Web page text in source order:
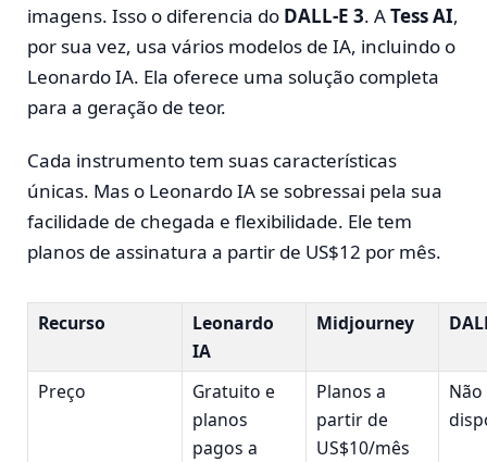
imagens. Isso o diferencia do DALL-E 3. ATess AI,
por sua vez, usa vários modelos de IA, incluindo o
Leonardo IA. Ela oferece uma solução completa
para a geração de teor.
Cada instrumento tem suas características
únicas. Mas o Leonardo IA se sobressai pela sua
facilidade de chegada e flexibilidade. Ele tem
planos de assinatura a partir de US$12 por mês.
Recurso
Leonardo
IA
Midjourney
Preço
Gratuito e
planos
pagos a
Planos a
partir de
US$10/mês
Não